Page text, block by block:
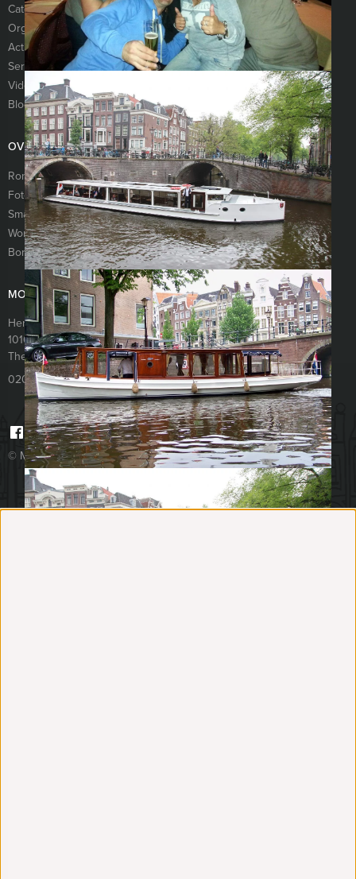
Categorieën
Nieuwsbrief
Organisatie
Referenties
Activiteiten
Vacatures
Services
Sitemap
Video’s
Blog
OVERIG
Rondleiding Jordaan
Moorddiner
Fotospeurtocht
Escape Room
Smartlappen workshop
Wie is de rat spel
Workshop paaldansen
The hangover game
Borrelboot Amsterdam
Moordspel
MOKUM EVENTS
Herengracht 340
1016CGAmsterdam
The Netherlands
020 427 29 09
© Mokum Events 2026